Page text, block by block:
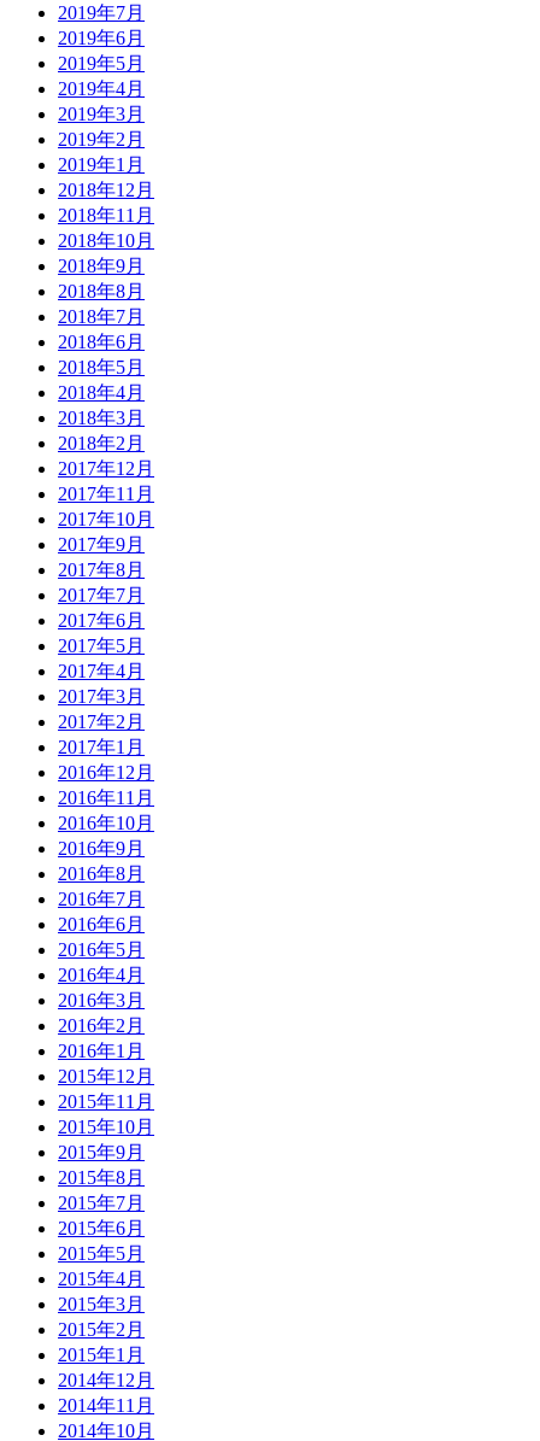
2019年7月
2019年6月
2019年5月
2019年4月
2019年3月
2019年2月
2019年1月
2018年12月
2018年11月
2018年10月
2018年9月
2018年8月
2018年7月
2018年6月
2018年5月
2018年4月
2018年3月
2018年2月
2017年12月
2017年11月
2017年10月
2017年9月
2017年8月
2017年7月
2017年6月
2017年5月
2017年4月
2017年3月
2017年2月
2017年1月
2016年12月
2016年11月
2016年10月
2016年9月
2016年8月
2016年7月
2016年6月
2016年5月
2016年4月
2016年3月
2016年2月
2016年1月
2015年12月
2015年11月
2015年10月
2015年9月
2015年8月
2015年7月
2015年6月
2015年5月
2015年4月
2015年3月
2015年2月
2015年1月
2014年12月
2014年11月
2014年10月